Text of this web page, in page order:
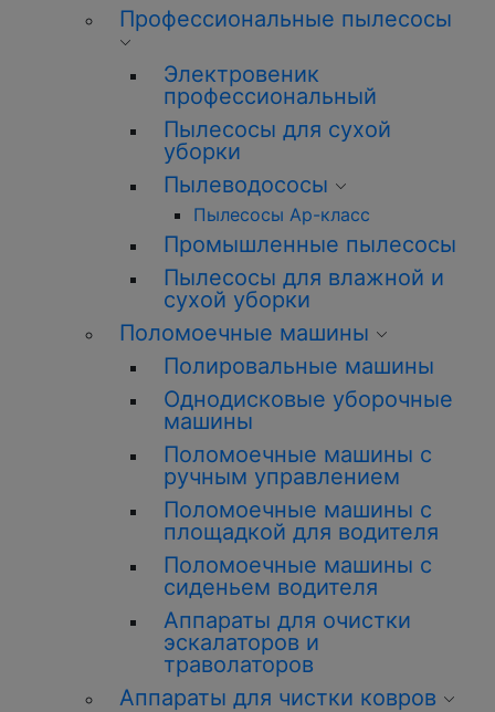
Профессиональные пылесосы
Электровеник
профессиональный
Пылесосы для сухой
уборки
Пылеводососы
Пылесосы Ар-класс
Промышленные пылесосы
Пылесосы для влажной и
сухой уборки
Поломоечные машины
Полировальные машины
Однодисковые уборочные
машины
Поломоечные машины с
ручным управлением
Поломоечные машины с
площадкой для водителя
Поломоечные машины с
сиденьем водителя
Аппараты для очистки
эскалаторов и
траволаторов
Аппараты для чистки ковров